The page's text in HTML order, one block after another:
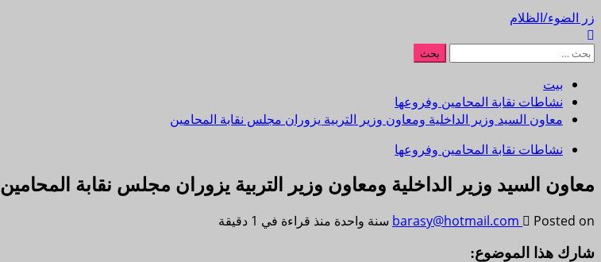
زر الضوء/الظلام
بيت
نشاطات نقابة المحامين وفروعها
معاون السيد وزير الداخلية ومعاون وزير التربية يزوران مجلس نقابة المحامين
نشاطات نقابة المحامين وفروعها
معاون السيد وزير الداخلية ومعاون وزير التربية يزوران مجلس نقابة المحامين
barasy@hotmail.com Posted on سنة واحدة منذ قراءة في 1 دقيقة
شارك هذا الموضوع: